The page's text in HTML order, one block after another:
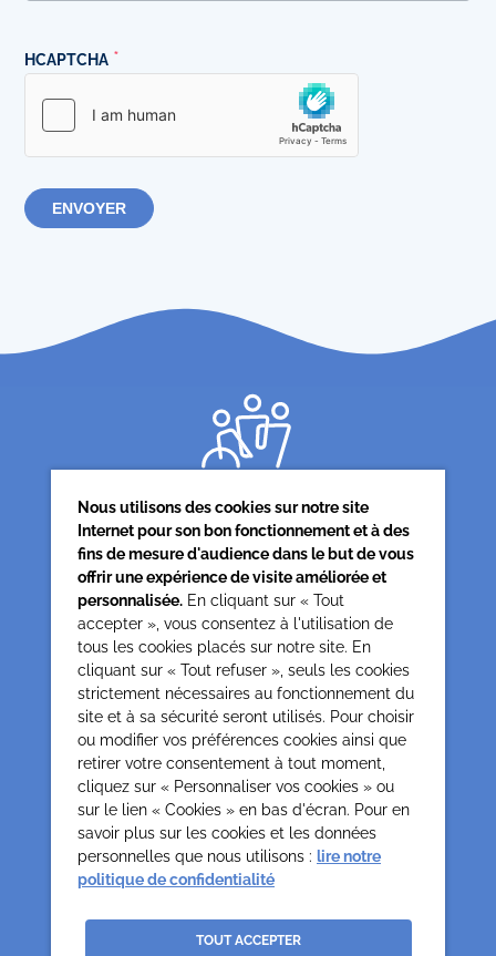
HCAPTCHA
Siège associatif
62 rue de la glacière
75013 Paris
0142850804
contact@cesap.asso.fr
Cesap Formation
formation@cesap.asso.fr
01 53 20 68 58
Mentions Légales
Gestion des cookies
Politique de confidentialité et protection des données
Nous utilisons des cookies sur notre site
Internet pour son bon fonctionnement et à des
fins de mesure d'audience dans le but de vous
offrir une expérience de visite améliorée et
personnalisée. En cliquant sur « Tout
accepter », vous consentez à l'utilisation de
tous les cookies placés sur notre site. En
cliquant sur « Tout refuser », seuls les cookies
strictement nécessaires au fonctionnement du
site et à sa sécurité seront utilisés. Pour choisir
ou modifier vos préférences cookies ainsi que
retirer votre consentement à tout moment,
cliquez sur « Personnaliser vos cookies » ou
sur le lien « Cookies » en bas d'écran. Pour en
savoir plus sur les cookies et les données
personnelles que nous utilisons : lire notre
politique de confidentialité
TOUT ACCEPTER